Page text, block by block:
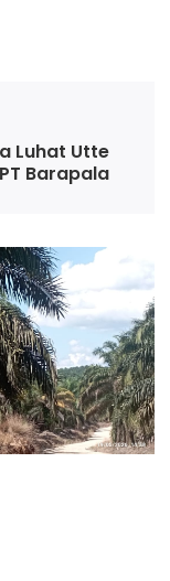
Luhat Utte
Barapala